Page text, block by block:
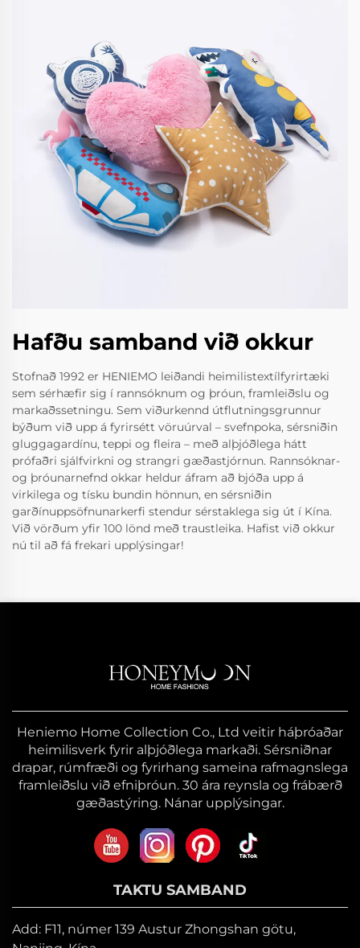
Hafðu samband við okkur
Stofnað 1992 er HENIEMO leiðandi heimilistextílfyrirtæki
sem sérhæfir sig í rannsóknum og þróun, framleiðslu og
markaðssetningu. Sem viðurkennd útflutningsgrunnur
býðum við upp á fyrirsétt vöruúrval – svefnpoka, sérsniðin
gluggagardínu, teppi og fleira – með alþjóðlega hátt
prófaðri sjálfvirkni og strangri gæðastjórnun. Rannsóknar-
og þróunarnefnd okkar heldur áfram að bjóða upp á
virkilega og tísku bundin hönnun, en sérsniðin
garðínuppsöfnunarkerfi stendur sérstaklega sig út í Kína.
Við vörðum yfir 100 lönd með traustleika. Hafist við okkur
nú til að fá frekari upplýsingar!
Heniemo Home Collection Co., Ltd veitir háþróaðar
heimilisverk fyrir alþjóðlega markaði. Sérsniðnar
drapar, rúmfræði og fyrirhang sameina rafmagnslega
framleiðslu við efniþróun. 30 ára reynsla og frábærð
gæðastýring. Nánar upplýsingar.
TAKTU SAMBAND
Add: F11, númer 139 Austur Zhongshan götu,